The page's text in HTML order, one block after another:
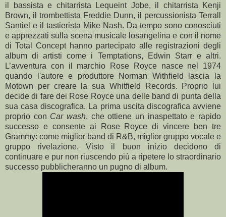
il bassista e chitarrista Lequeint Jobe, il chitarrista Kenji
Brown, il trombettista Freddie Dunn, il percussionista Terrall
Santiel e il tastierista Mike Nash. Da tempo sono conosciuti
e apprezzati sulla scena musicale losangelina e con il nome
di Total Concept hanno partecipato alle registrazioni degli
album di artisti come i Temptations, Edwin Starr e altri.
L’avventura con il marchio Rose Royce nasce nel 1974
quando l'autore e produttore Norman Withfield lascia la
Motown per creare la sua Whitfield Records. Proprio lui
decide di fare dei Rose Royce una delle band di punta della
sua casa discografica. La prima uscita discografica avviene
proprio con Car wash, che ottiene un inaspettato e rapido
successo e consente ai Rose Royce di vincere ben tre
Grammy: come miglior band di R&B, miglior gruppo vocale e
gruppo rivelazione. Visto il buon inizio decidono di
continuare e pur non riuscendo più a ripetere lo straordinario
successo pubblicheranno un pugno di album.